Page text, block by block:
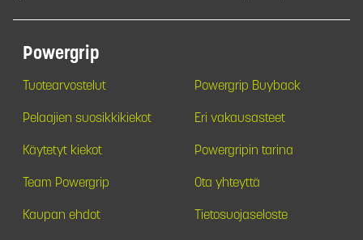
Powergrip
Tuotearvostelut Powergrip Buyback
Pelaajien suosikkikiekot Eri vakausasteet
Käytetyt kiekot Powergripin tarina
Team Powergrip Ota yhteyttä
Kaupan ehdot Tietosuojaseloste